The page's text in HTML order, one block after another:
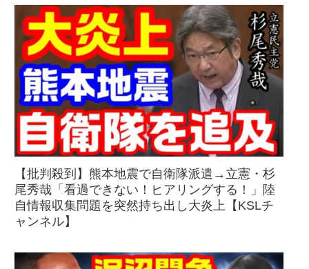
【批判殺到】熊本地震で自衛隊派遣→立憲・杉
尾秀哉「看過できない！ヒアリングする！」陸
自情報収集問題を突然持ち出し大炎上【KSLチ
ャンネル】